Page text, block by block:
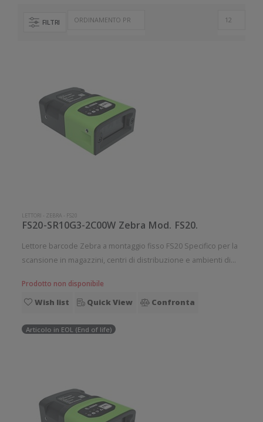
FILTRI
LETTORI - ZEBRA - FS20
FS20-SR10G3-2C00W Zebra Mod. FS20.
Lettore barcode Zebra a montaggio fisso FS20 Specifico per la
scansione in magazzini, centri di distribuzione e ambienti di
trasportatore o una catena di montaggio. Gli scanner a
montaggio f
Prodotto non disponibile
Wish list Quick View Confronta
Articolo in EOL (End of life)